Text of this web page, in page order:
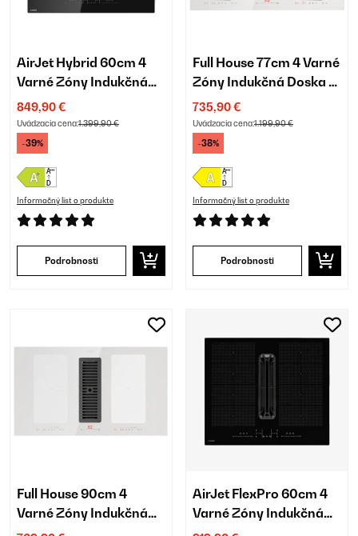
AirJet Hybrid 60cm 4
Varné Zóny Indukčná
Doska s Odsávaním
Čierna
849,90 €
Uvádzacia cena:1.399,90 €
-39%
Informačný list o produkte
Podrobnosti
Full House 77cm 4 Varné
Zóny Indukčná Doska s
Odsávaním Biela
735,90 €
Uvádzacia cena:1.199,90 €
-38%
Informačný list o produkte
Podrobnosti
Full House 90cm 4
Varné Zóny Indukčná
Doska s Odsávaním
AirJet FlexPro 60cm 4
Varné Zóny Indukčná
Doska s Odsávaním